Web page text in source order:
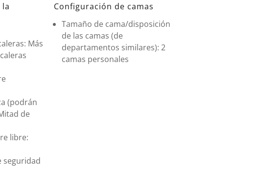
Más
(podrán
de
libre:
seguridad
Configuración de camas
Tamaño de cama/disposición
de las camas (de
departamentos similares): 2
camas personales